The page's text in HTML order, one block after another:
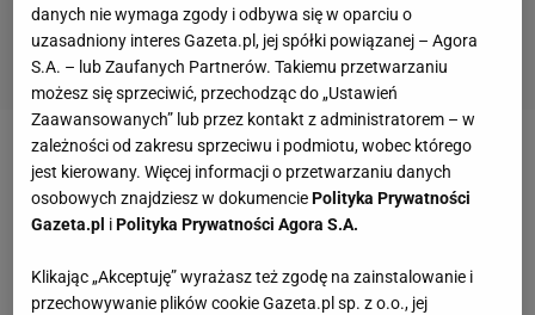
danych nie wymaga zgody i odbywa się w oparciu o
uzasadniony interes Gazeta.pl, jej spółki powiązanej – Agora
S.A. – lub Zaufanych Partnerów. Takiemu przetwarzaniu
możesz się sprzeciwić, przechodząc do „Ustawień
Zaawansowanych” lub przez kontakt z administratorem – w
zależności od zakresu sprzeciwu i podmiotu, wobec którego
jest kierowany. Więcej informacji o przetwarzaniu danych
osobowych znajdziesz w dokumencie Polityka Prywatności
Gazeta.pl i Polityka Prywatności Agora S.A.
Klikając „Akceptuję” wyrażasz też zgodę na zainstalowanie i
przechowywanie plików cookie Gazeta.pl sp. z o.o., jej